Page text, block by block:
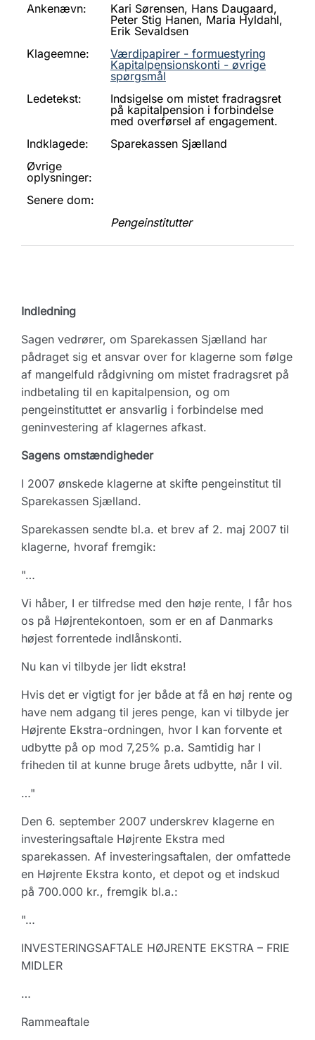
Ankenævn:
Kari Sørensen, Hans Daugaard,
Peter Stig Hanen, Maria Hyldahl,
Erik Sevaldsen
Klageemne:
Værdipapirer - formuestyring
Kapitalpensionskonti - øvrige
spørgsmål
Ledetekst:
Indsigelse om mistet fradragsret
på kapitalpension i forbindelse
med overførsel af engagement.
Indklagede:
Sparekassen Sjælland
Øvrige
oplysninger:
Senere dom:
Pengeinstitutter
Indledning
Sagen vedrører, om Sparekassen Sjælland har
pådraget sig et ansvar over for klagerne som følge
af mangelfuld rådgivning om mistet fradragsret på
indbetaling til en kapitalpension, og om
pengeinstituttet er ansvarlig i forbindelse med
geninvestering af klagernes afkast.
Sagens omstændigheder
I 2007 ønskede klagerne at skifte pengeinstitut til
Sparekassen Sjælland.
Sparekassen sendte bl.a. et brev af 2. maj 2007 til
klagerne, hvoraf fremgik:
"…
Vi håber, I er tilfredse med den høje rente, I får hos
os på Højrentekontoen, som er en af Danmarks
højest forrentede indlånskonti.
Nu kan vi tilbyde jer lidt ekstra!
Hvis det er vigtigt for jer både at få en høj rente og
have nem adgang til jeres penge, kan vi tilbyde jer
Højrente Ekstra-ordningen, hvor I kan forvente et
udbytte på op mod 7,25% p.a. Samtidig har I
friheden til at kunne bruge årets udbytte, når I vil.
…"
Den 6. september 2007 underskrev klagerne en
investeringsaftale Højrente Ekstra med
sparekassen. Af investeringsaftalen, der omfattede
en Højrente Ekstra konto, et depot og et indskud
på 700.000 kr., fremgik bl.a.:
"…
INVESTERINGSAFTALE HØJRENTE EKSTRA – FRIE
MIDLER
…
Rammeaftale